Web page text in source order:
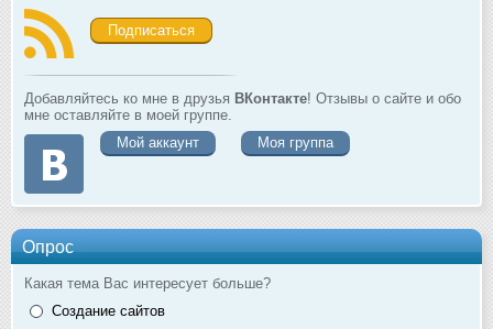
Подписаться
Добавляйтесь ко мне в друзья ВКонтакте! Отзывы о сайте и обо
мне оставляйте в моей группе.
Мой аккаунт
Моя группа
Опрос
Какая тема Вас интересует больше?
Создание сайтов